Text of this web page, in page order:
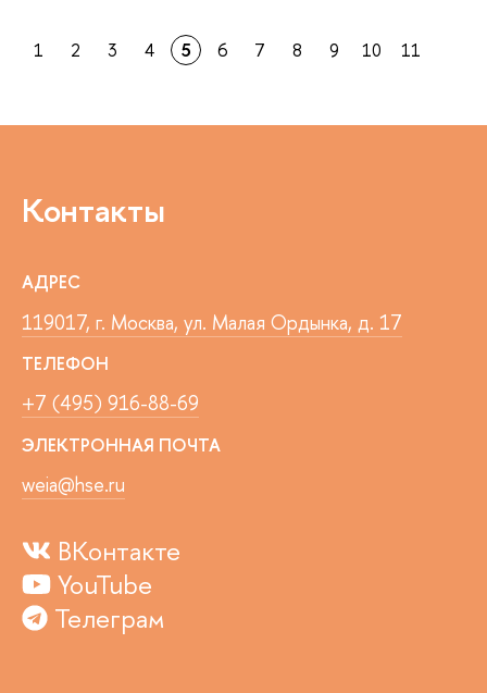
1 2 3 4 5 6 7 8 9 10 11
Контакты
АДРЕС
119017, г. Москва, ул. Малая Ордынка, д. 17
ТЕЛЕФОН
+7 (495) 916-88-69
ЭЛЕКТРОННАЯ ПОЧТА
weia@hse.ru
ВКонтакте
YouTube
Телеграм